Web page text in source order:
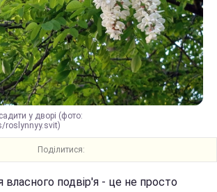
у дворі (фото:
roslynnyy.svit)
Поділитися:
власного подвір'я - це не просто